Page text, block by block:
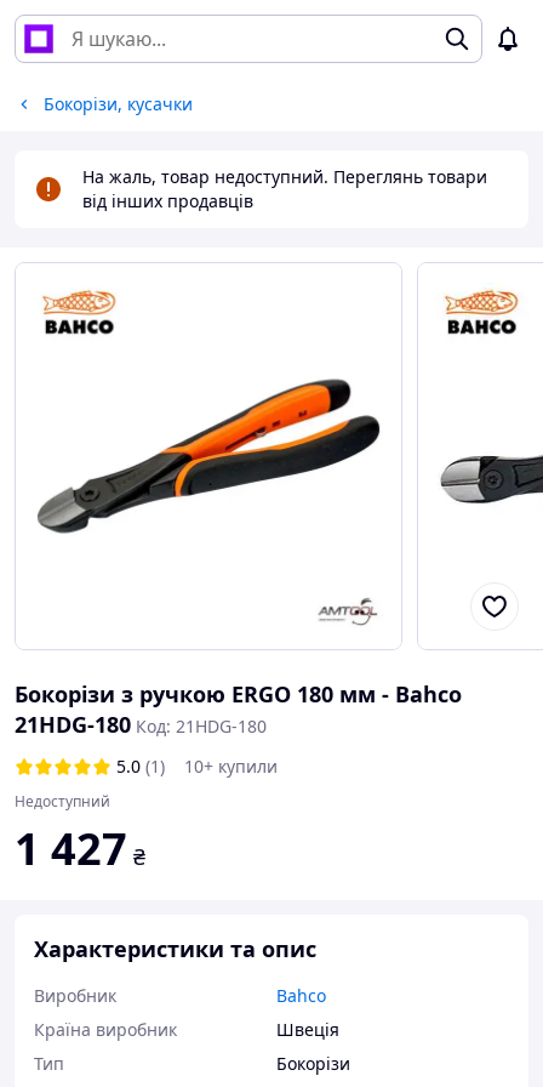
Бокорізи, кусачки
На жаль, товар недоступний. Переглянь товари
від інших продавців
Бокорізи з ручкою ERGO 180 мм - Bahco
21HDG-180 Код: 21HDG-180
5.0 (1) 10+ купили
Недоступний
1 427 ₴
Характеристики та опис
Виробник
Bahco
Країна виробник
Швеція
Тип
Бокорізи